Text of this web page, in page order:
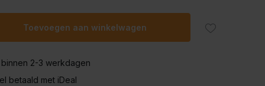
Uitverkocht
Toevoegen aan winkelwagen
2-3 werkdagen
betaald met iDeal